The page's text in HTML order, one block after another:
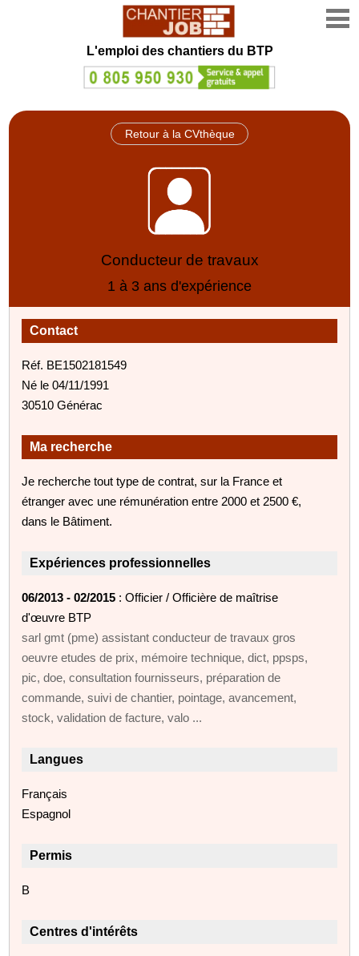
L'emploi des chantiers du BTP
Retour à la CVthèque
Conducteur de travaux
1 à 3 ans d'expérience
Contact
Réf. BE1502181549
Né le 04/11/1991
30510 Générac
Ma recherche
Je recherche tout type de contrat, sur la France et
étranger avec une rémunération entre 2000 et 2500 €,
dans le Bâtiment.
Expériences professionnelles
06/2013 - 02/2015 : Officier / Officière de maîtrise
d'œuvre BTP
sarl gmt (pme) assistant conducteur de travaux gros
oeuvre etudes de prix, mémoire technique, dict, ppsps,
pic, doe, consultation fournisseurs, préparation de
commande, suivi de chantier, pointage, avancement,
stock, validation de facture, valo ...
Langues
Français
Espagnol
Permis
B
Centres d'intérêts